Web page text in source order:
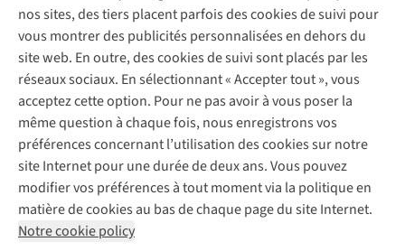
nos sites, des tiers placent parfois des cookies de suivi pour
vous montrer des publicités personnalisées en dehors du
site web. En outre, des cookies de suivi sont placés par les
réseaux sociaux. En sélectionnant « Accepter tout », vous
acceptez cette option. Pour ne pas avoir à vous poser la
même question à chaque fois, nous enregistrons vos
préférences concernant l’utilisation des cookies sur notre
site Internet pour une durée de deux ans. Vous pouvez
modifier vos préférences à tout moment via la politique en
matière de cookies au bas de chaque page du site Internet.
Notre cookie policy
Réparation de vêtements
Retouches
Pour les entreprises
Expertise & conseils
Abonnez-vous à la newsletter
Suivez-nous
Mentions légales
Politique de confidentialité
Conditions générales
Cookie Policy